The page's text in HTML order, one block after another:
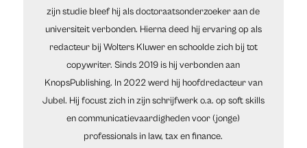
zijn studie bleef hij als doctoraatsonderzoeker aan de
universiteit verbonden. Hierna deed hij ervaring op als
redacteur bij Wolters Kluwer en schoolde zich bij tot
copywriter. Sinds 2019 is hij verbonden aan
KnopsPublishing. In 2022 werd hij hoofdredacteur van
Jubel. Hij focust zich in zijn schrijfwerk o.a. op soft skills
en communicatievaardigheden voor (jonge)
professionals in law, tax en finance.